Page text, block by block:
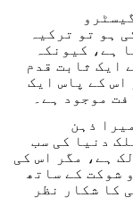
ہو تو ترکیہ
ہے، کیونکہ
ایک ثابت قدم
اس کے پاس ایک
موجود ہے۔
ذہن
دنیا کی سب
ہے، مگر اس کی
شوکت کے ساتھ
کا شکار نظر